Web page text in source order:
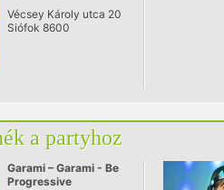
Vécsey Károly utca 20
Siófok 8600
a partyhoz
Garami – Garami - Be
Progressive